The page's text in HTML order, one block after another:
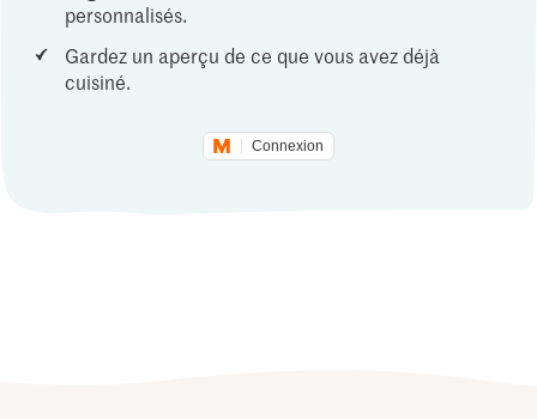
personnalisés.
Gardez un aperçu de ce que vous avez déjà
cuisiné.
Connexion